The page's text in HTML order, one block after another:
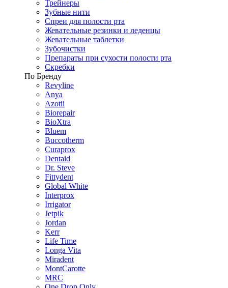
Трейнеры
Зубные нити
Спреи для полости рта
Жевательные резинки и леденцы
Жевательные таблетки
Зубочистки
Препараты при сухости полости рта
Скребки
По Бренду
Revyline
Anya
Azotii
Biorepair
BioXtra
Bluem
Buccotherm
Curaprox
Dentaid
Dr. Steve
Fittydent
Global White
Interprox
Irrigator
Jetpik
Jordan
Kerr
Life Time
Longa Vita
Miradent
MontCarotte
MRC